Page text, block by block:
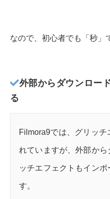
なので、初心者でも「秒」
外部からダウンロー
る
Filmora9では、グリッ
れていますが、外部か
ッチエフェクトもイン
す。